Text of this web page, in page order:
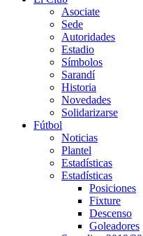
Asociate
Sede
Autoridades
Estadio
Símbolos
Sarandí
Historia
Novedades
Solidarizarse
Fútbol
Noticias
Plantel
Estadísticas
Estadísticas
Posiciones
Fixture
Descenso
Goleadores